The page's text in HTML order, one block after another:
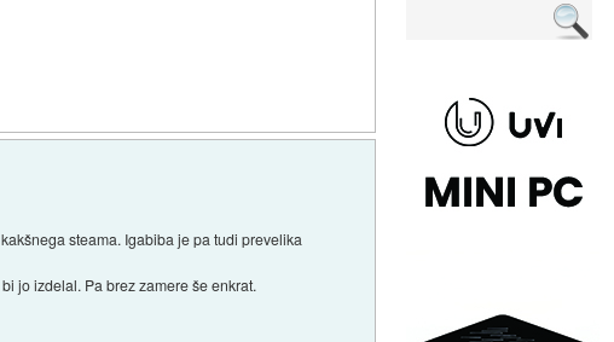
steama. Igabiba je pa tudi prevelika
jo izdelal. Pa brez zamere še enkrat.